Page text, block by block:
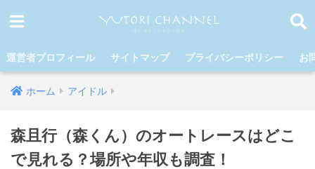
運営者プロフィール サイトマップ プライバシーポリシー お
ホーム アイドル
森且行（森くん）のオートレースはどこ
で見れる？場所や年収も調査！